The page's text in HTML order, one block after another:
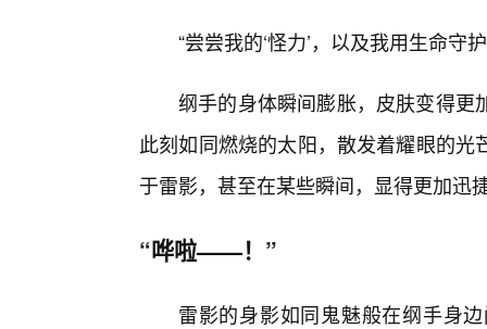
“尝尝我的‘怪力’，以及我用生命守
纲手的身体瞬间膨胀，皮肤变得更
此刻如同燃烧的太阳，散发着耀眼的
于雷影，甚至在某些瞬间，显得更加迅
“哗啦——！”
雷影的身影如同鬼魅般在纲手身